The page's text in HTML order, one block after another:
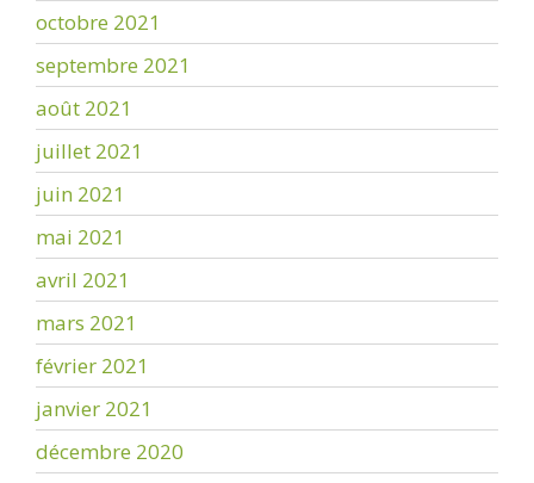
octobre 2021
septembre 2021
août 2021
juillet 2021
juin 2021
mai 2021
avril 2021
mars 2021
février 2021
janvier 2021
décembre 2020